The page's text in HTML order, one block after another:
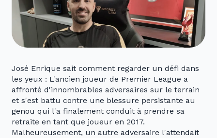
José Enrique sait comment regarder un défi dans
les yeux : L'ancien joueur de Premier League a
affronté d'innombrables adversaires sur le terrain
et s'est battu contre une blessure persistante au
genou qui l'a finalement conduit à prendre sa
retraite en tant que joueur en 2017.
Malheureusement, un autre adversaire l'attendait